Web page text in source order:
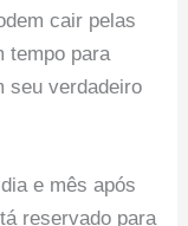
cair pelas
tempo para
seu verdadeiro
e mês após
reservado para